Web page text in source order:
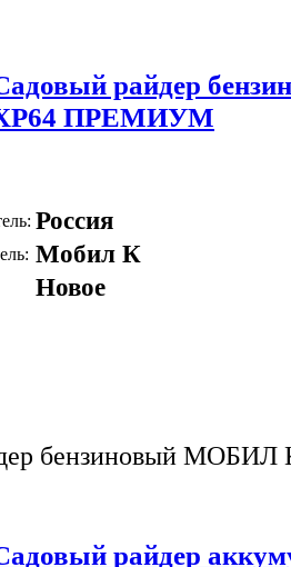
райдер
ПРЕМИУМ
Россия
Мобил К
Новое
бензиновый
райдер